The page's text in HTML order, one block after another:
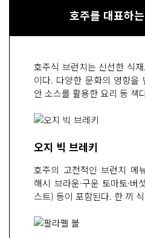
호주를 대표하
호주식 브런치는 신선한 식
이다. 다양한 문화의 영향을
안 소스를 활용한 요리 등 색
오지 빅 브레키
호주의 고전적인 브런치 메
해시 브라운·구운 토마토·버
스트) 등이 포함된다. 한 끼